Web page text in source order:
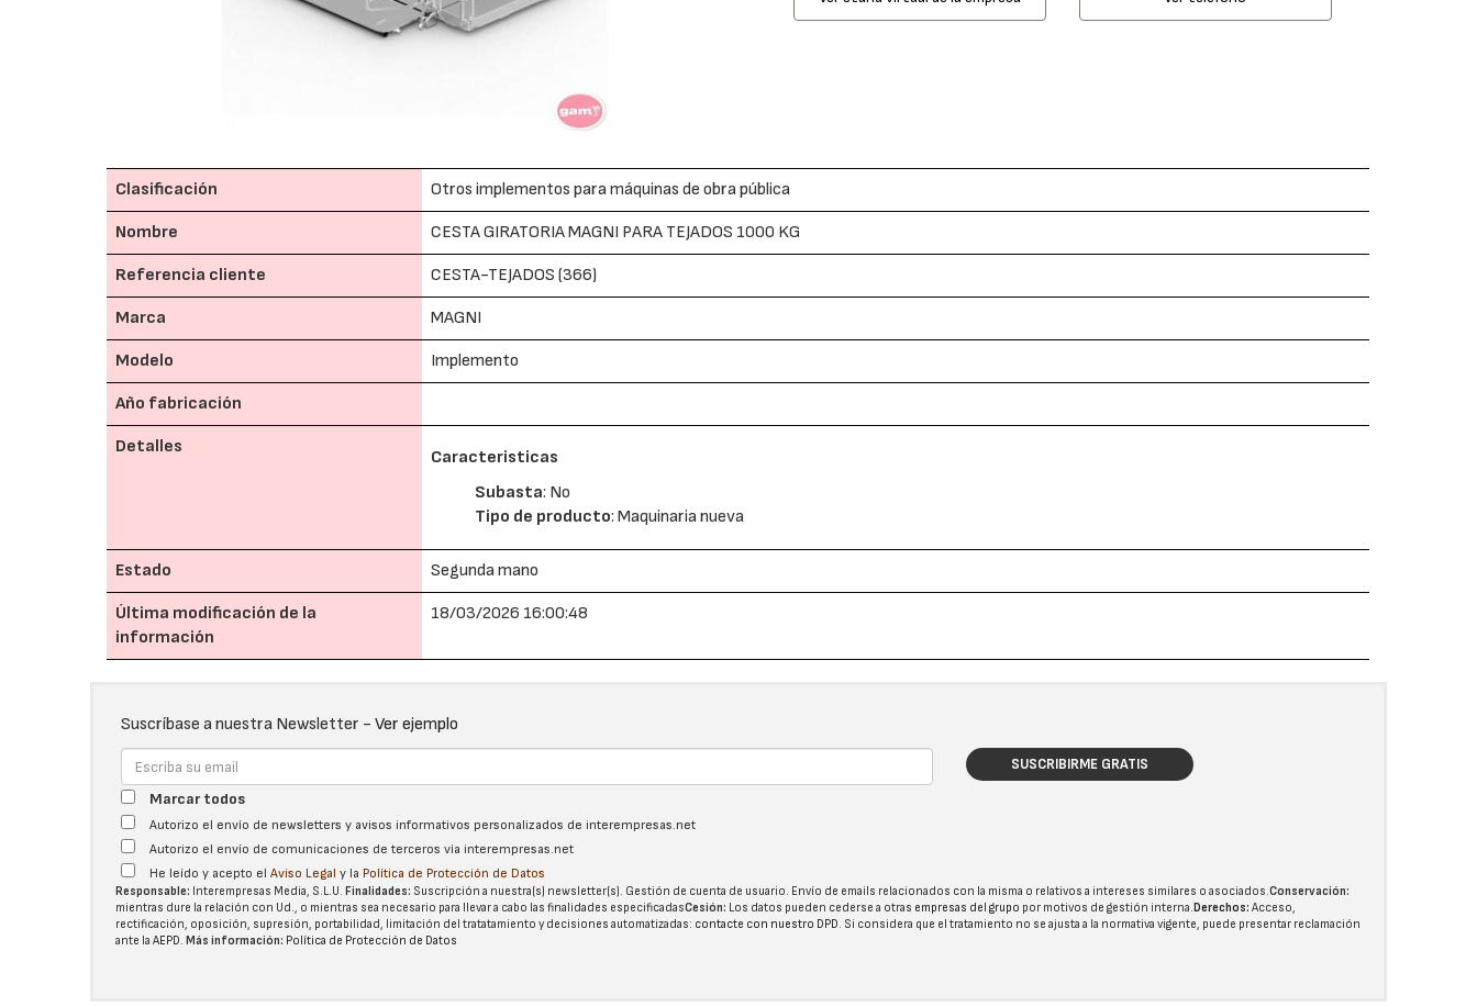
Clasificación Otros implementos para máquinas de obra pública
Nombre CESTA GIRATORIA MAGNI PARA TEJADOS 1000 KG
Referencia cliente CESTA-TEJADOS (366)
Marca MAGNI
Modelo Implemento
Año fabricación
Detalles
Caracteristicas
Subasta: No
Tipo de producto: Maquinaria nueva
Estado Segunda mano
Última modificación de la
información
18/03/2026 16:00:48
Suscríbase a nuestra Newsletter -Ver ejemplo
SUSCRIBIRME GRATIS
Marcar todos
Autorizo el envío de newsletters y avisos informativos personalizados de interempresas.net
Autorizo el envío de comunicaciones de terceros vía interempresas.net
He leído y acepto elAviso Legal y la Política de Protección de Datos
Responsable: Interempresas Media, S.L.U.Finalidades: Suscripción a nuestra(s) newsletter(s). Gestión de cuenta de usuario. Envío de emails relacionados con la misma o relativos a intereses similares o asociados.Conservación:
mientras dure la relación con Ud., o mientras sea necesario para llevar a cabo las finalidades especificadasCesión: Los datos pueden cederse a otras empresas del grupo por motivos de gestión interna.Derechos: Acceso,
rectificación, oposición, supresión, portabilidad, limitación del tratatamiento y decisiones automatizadas: contacte con nuestro DPD. Si considera que el tratamiento no se ajusta a la normativa vigente, puede presentar reclamación
ante laAEPD.Más información: Política de Protección de Datos